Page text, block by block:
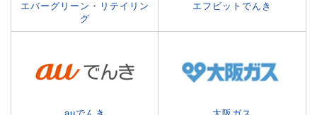
エバーグリーン・リテイリン
グ
エフビットでんき